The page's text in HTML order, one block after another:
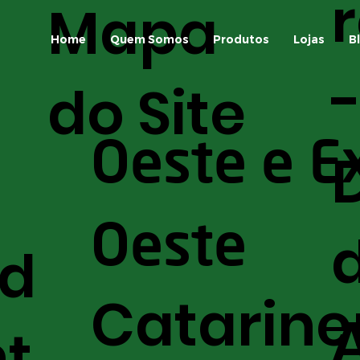
Mapa
do Site
Oeste e
Oeste
Home Quem Somos Produtos Lojas